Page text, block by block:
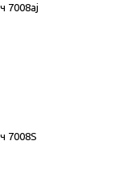
7008aj
7008S